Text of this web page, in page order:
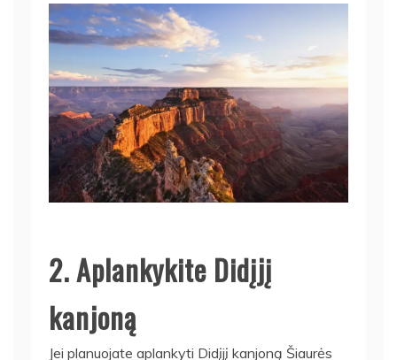
2. Aplankykite Didįjį
kanjoną
Jei planuojate aplankyti Didįjį kanjoną Šiaurės